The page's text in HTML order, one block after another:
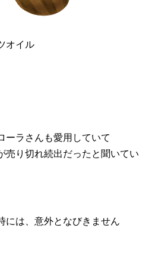
オイル
ーラさんも愛用していて
売り切れ続出だったと聞いてい
には、意外となびきません